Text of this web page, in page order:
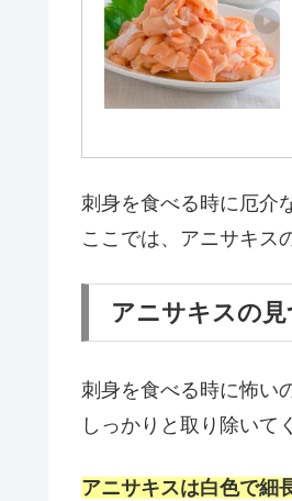
刺身を食べる時に厄介
ここでは、アニサキス
アニサキスの
刺身を食べる時に怖い
しっかりと取り除いて
アニサキスは白色で細